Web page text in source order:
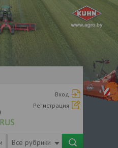
Вход
Регистрация
Все рубрики